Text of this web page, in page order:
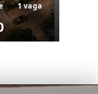
1 vaga